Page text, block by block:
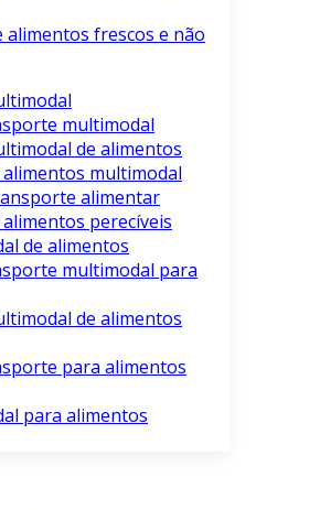
alimentos frescos e não
multimodal
de alimentos
multimodal
alimentar
perecíveis
de alimentos
multimodal para
de alimentos
para alimentos
para alimentos